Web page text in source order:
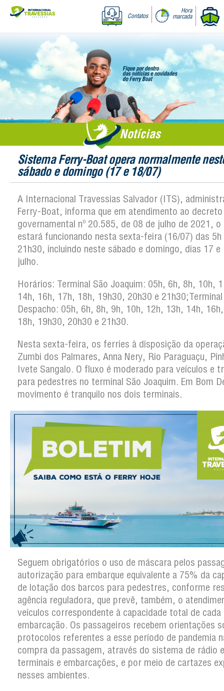
Contatos
Hora
marcada
Notícias
Sistema Ferry-Boat opera normalmente
sábado e domingo (17 e 18/07)
A Internacional Travessias Salvador (ITS),
Ferry-Boat, informa que em atendimento ao decreto
governamental nº 20.585, de 08 de julho de 2021,
estará funcionando nesta sexta-feira (16/07) das 5h
21h30, incluindo neste sábado e domingo, dias 17 e
julho.
Horários: Terminal São Joaquim: 05h, 6h, 8h, 10h,
14h, 16h, 17h, 18h, 19h30, 20h30 e
Despacho: 05h, 6h, 8h, 9h, 10h, 12h, 13h, 14h,
18h, 19h30, 20h30 e 21h30.
Nesta sexta-feira, os ferries à disposição da
Zumbi dos Palmares, Anna Nery, Rio Paraguaçu,
Ivete Sangalo. O fluxo é moderado para veículos e
para pedestres no terminal São Joaquim. Em Bom
movimento é tranquilo nos dois terminais.
Seguem obrigatórios o uso de máscara pelos
autorização para embarque equivalente a 75% da
de lotação dos barcos para pedestres, conforme
agência reguladora, que prevê, também, o
veículos correspondente à capacidade total de cada
embarcação. Os passageiros recebem orientações
protocolos referentes a esse período de pandemia
compra da passagem, através do sistema de rádio
terminais e embarcações, e por meio de cartazes
nesses ambientes.